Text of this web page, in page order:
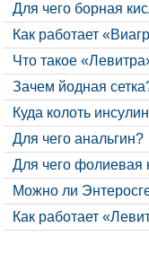
Для чего борная
Как работает
Что такое
Зачем йодная
Куда колоть
Для чего анальгин?
Для чего фолиевая
Можно ли
Как работает